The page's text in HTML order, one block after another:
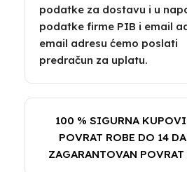
podatke za dostavu i u
podatke firme PIB i email
email adresu ćemo poslati
predračun za uplatu.
100 % SIGURNA
POVRAT ROBE DO 14
ZAGARANTOVAN